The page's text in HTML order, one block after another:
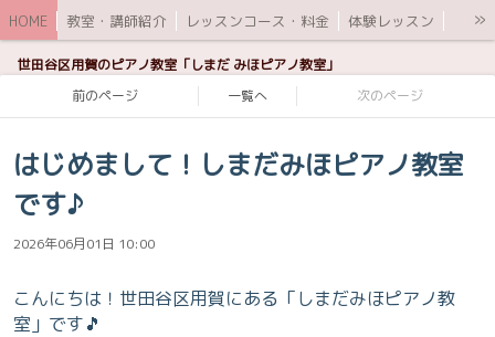
HOME 教室・講師紹介 レッスンコース・料金
体験レッスン
ブログ
»
世田谷区用賀のピアノ教室「しまだ みほピアノ教室」
前のページ
一覧へ 次のページ
はじめまして！しまだみほピアノ教室
です♪
2026年06月01日 10:00
こんにちは！世田谷区用賀にある「しまだみほピアノ教
室」です🎵